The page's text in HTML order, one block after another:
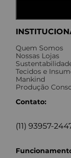
Quem Somos
Nossas Lojas
Tecidos e
Mankind
Produção
Contato:
(11) 93957-